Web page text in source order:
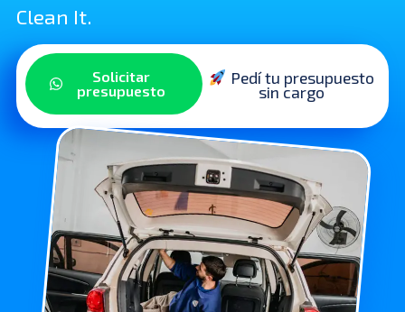
Clean It.
Solicitar
presupuesto
Pedí tu presupuesto
sin cargo